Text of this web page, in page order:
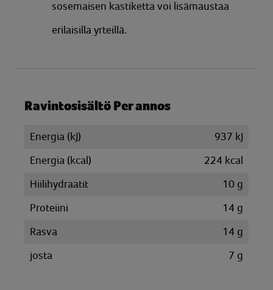
sosemaisen kastiketta voi lisämaustaa
erilaisilla yrteillä.
Ravintosisältö Per annos
Energia (kJ)
937 kJ
Energia (kcal)
224 kcal
Hiilihydraatit
10 g
Proteiini
14 g
Rasva
14 g
josta
7 g